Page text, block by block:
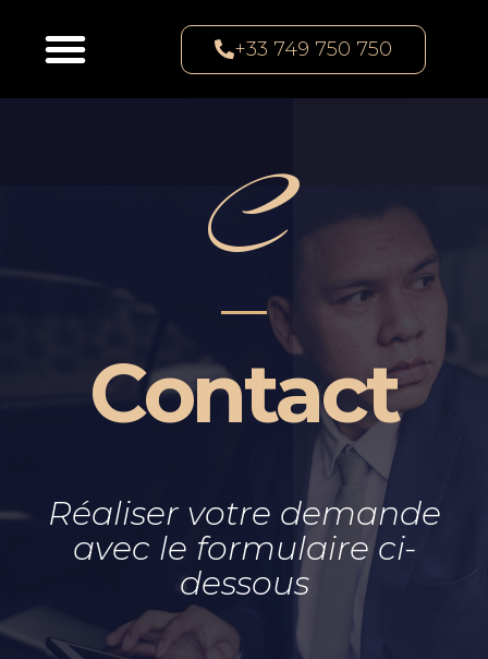
+33 749 750 750
C
Contact
Réaliser votre demande
avec le formulaire ci-
dessous